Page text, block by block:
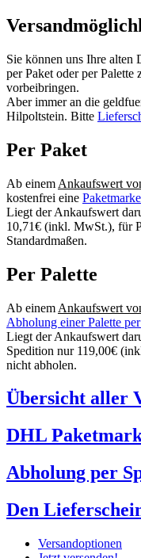
Sie können uns Ihre alten
per Paket oder per Palette
vorbeibringen.
Aber immer an die
Hilpoltstein. Bitte
Per Paket
Ab einem Ankaufswert
kostenfrei eine Paketmarke
Liegt der Ankaufswert
10,71€ (inkl. MwSt.), für
Standardmaßen.
Per Palette
Ab einem Ankaufswert
Abholung einer Palette
Liegt der Ankaufswert
Spedition nur 119,00€
nicht abholen.
Übersicht aller
DHL
Abholung per
Den
Versandoptionen